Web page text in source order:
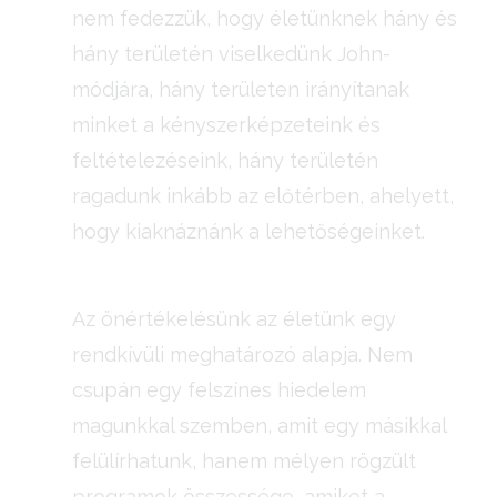
nem fedezzük, hogy életünknek hány és
hány területén viselkedünk John-
módjára, hány területen irányítanak
minket a kényszerképzeteink és
feltételezéseink, hány területén
ragadunk inkább az előtérben, ahelyett,
hogy kiaknáznánk a lehetőségeinket.
Az önértékelésünk az életünk egy
rendkívüli meghatározó alapja. Nem
csupán egy felszínes hiedelem
magunkkal szemben, amit egy másikkal
felülírhatunk, hanem mélyen rögzült